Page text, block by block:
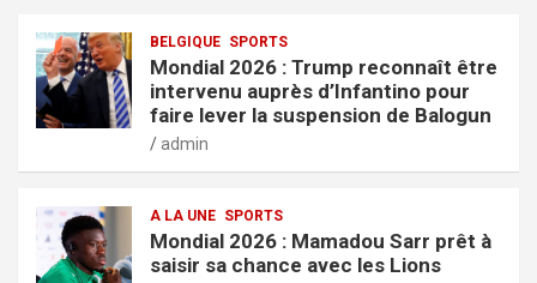
BELGIQUE SPORTS
Mondial 2026 : Trump reconnaît être
intervenu auprès d’Infantino pour
faire lever la suspension de Balogun
admin
A LA UNE SPORTS
Mondial 2026 : Mamadou Sarr prêt à
saisir sa chance avec les Lions